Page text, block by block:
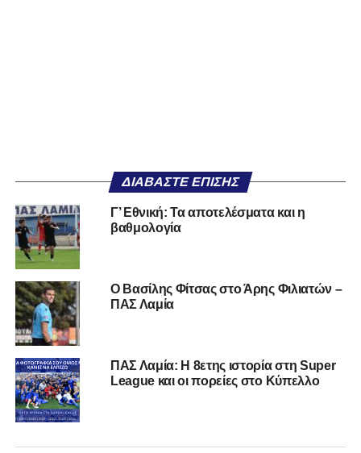
ΔΙΑΒΆΣΤΕ ΕΠΊΣΗΣ
Γ’ Εθνική: Τα αποτελέσματα και η
βαθμολογία
Ο Βασίλης Φίτσας στο Άρης Φιλιατών –
ΠΑΣ Λαμία
ΠΑΣ Λαμία: Η 8ετης ιστορία στη Super
League και οι πορείες στο Κύπελλο